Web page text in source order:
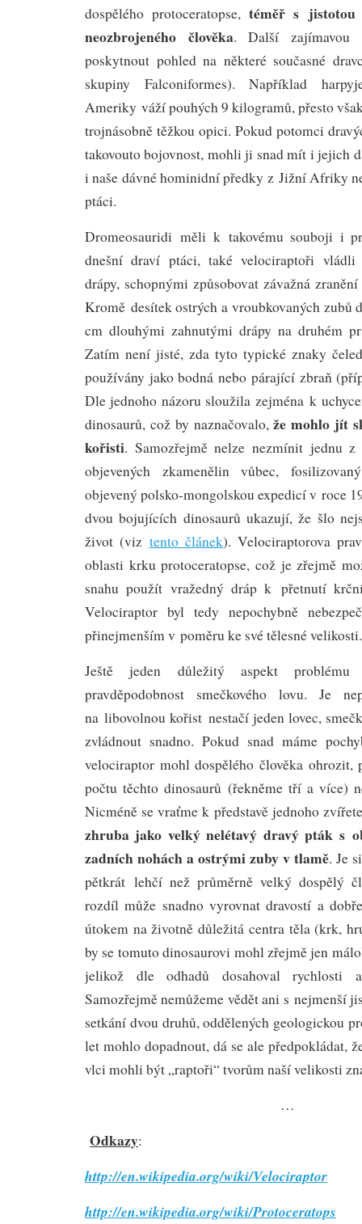
dospělého protoceratopse, téměř s
neozbrojeného člověka. Další zajímavou
poskytnout pohled na některé současné
skupiny Falconiformes). Například
Ameriky váží pouhých 9 kilogramů, přesto
trojnásobně těžkou opici. Pokud potomci
takovouto bojovnost, mohli ji snad mít i jejich
i naše dávné hominidní předky z Jižní Afriky
ptáci.
Dromeosauridi měli k takovému souboji i
dnešní draví ptáci, také velociraptoři vládli
drápy, schopnými způsobovat závažná
Kromě desítek ostrých a vroubkovaných zubů
cm dlouhými zahnutými drápy na druhém
Zatím není jisté, zda tyto typické znaky
používány jako bodná nebo párající zbraň
Dle jednoho názoru sloužila zejména k
dinosaurů, což by naznačovalo,že mohlo jít
kořisti. Samozřejmě nelze nezmínit jednu z
objevených zkamenělin vůbec,
objevený polsko-mongolskou expedicí v roce
dvou bojujících dinosaurů ukazují, že šlo
život (viz tento článek). Velociraptorova
oblasti krku protoceratopse, což je zřejmě
snahu použít vražedný dráp k přetnutí
Velociraptor byl tedy nepochybně
přinejmenším v poměru ke své tělesné velikosti.
Ještě jeden důležitý aspekt
pravděpodobnost smečkového lovu. Je
na libovolnou kořist nestačí jeden lovec,
zvládnout snadno. Pokud snad máme
velociraptor mohl dospělého člověka ohrozit,
počtu těchto dinosaurů (řekněme tří a více)
Nicméně se vraťme k představě jednoho
zhruba jako velký nelétavý dravý pták s
zadních nohách a ostrými zuby v tlamě. Je
pětkrát lehčí než průměrně velký dospělý
rozdíl může snadno vyrovnat dravostí a
útokem na životně důležitá centra těla (krk,
by se tomuto dinosaurovi mohl zřejmě jen
jelikož dle odhadů dosahoval rychlosti
Samozřejmě nemůžeme vědět ani s nejmenší
setkání dvou druhů, oddělených geologickou
let mohlo dopadnout, dá se ale předpokládat,
vlci mohli být „raptoři“ tvorům naší velikosti
…
Odkazy:
http://en.wikipedia.org/wiki/Velociraptor
http://en.wikipedia.org/wiki/Protoceratops